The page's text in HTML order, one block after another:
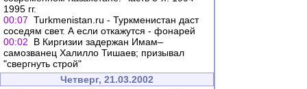
1995 гг.
00:07 Turkmenistan.ru - Туркменистан даст
соседям свет. А если откажутся - фонарей
00:02
В Киргизии задержан Имам–
самозванец Халилло Тишаев; призывал
"свергнуть строй"
Четверг, 21.03.2002